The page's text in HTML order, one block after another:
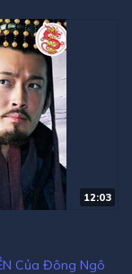
12:03
Của Đông Ngô